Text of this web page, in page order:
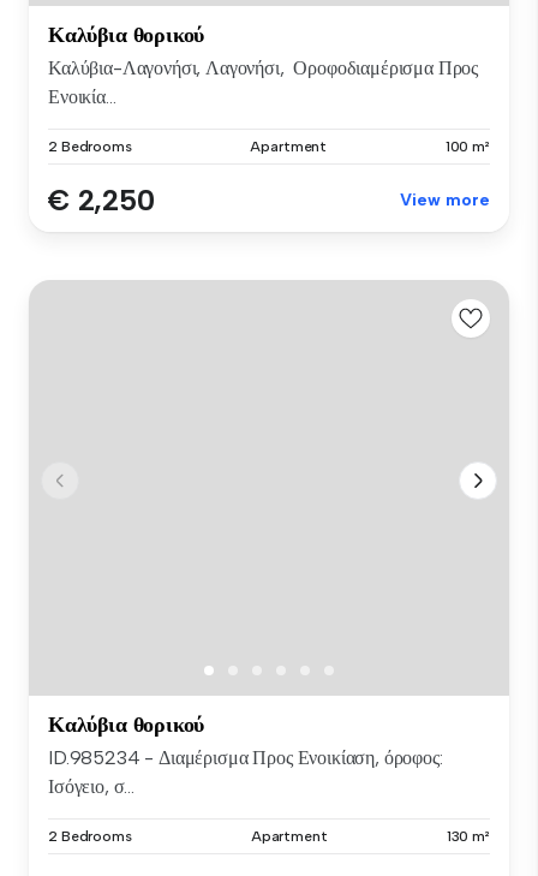
Καλύβια θορικού
Καλύβια-Λαγονήσι, Λαγονήσι, Οροφοδιαμέρισμα Προς
Ενοικία...
2 Bedrooms Apartment 100 m²
€ 2,250 View more
Καλύβια θορικού
ID.985234 - Διαμέρισμα Προς Ενοικίαση, όροφος:
Ισόγειο, σ...
2 Bedrooms Apartment 130 m²